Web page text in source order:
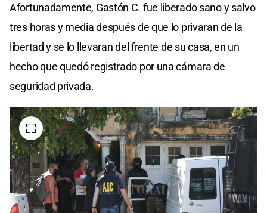
Afortunadamente, Gastón C. fue liberado sano y salvo
tres horas y media después de que lo privaran de la
libertad y se lo llevaran del frente de su casa, en un
hecho que quedó registrado por una cámara de
seguridad privada.